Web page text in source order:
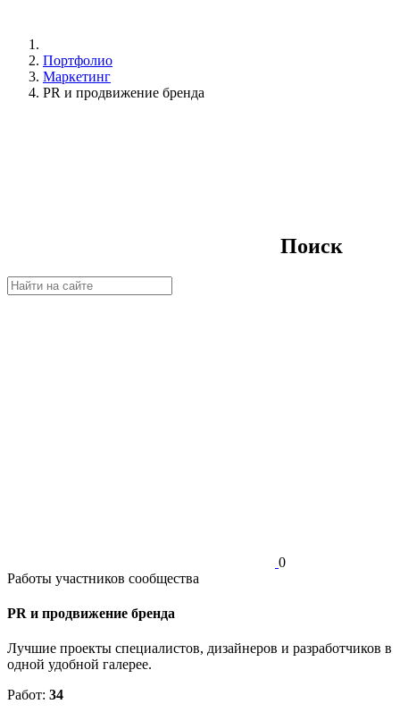
Портфолио
Маркетинг
PR и продвижение бренда
Поиск
0
Работы участников сообщества
PR и продвижение бренда
Лучшие проекты специалистов, дизайнеров и разработчиков в
одной удобной галерее.
Работ: 34